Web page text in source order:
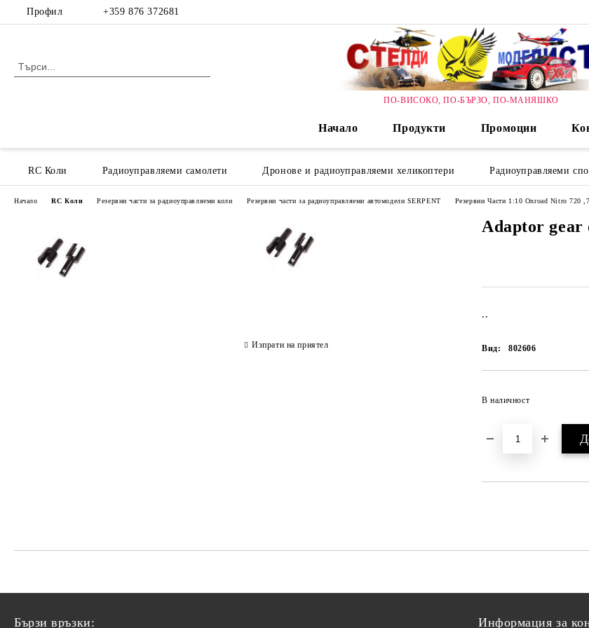
Профил +359 876 372681
ПО-ВИСОКО, ПО-БЪРЗО, ПО-МАНЯШКО
Начало Продукти Промоции
RC Коли Радиоуправляеми самолети Дронове и радиоуправляеми хеликоптери Радиоуправляеми
Начало RC Коли Резервни части за радиоуправляеми коли Резервни части за радиоуправляеми автомодели SERPENT Резервни Части 1:10 Onroad Nitro 720
Adaptor gear
..
Вид: 802606
В наличност
Изпрати на приятел
Бързи връзки: Информация за